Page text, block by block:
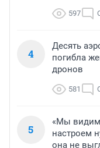
597
4
Десять
погибла
дронов
581
5
«Мы видим
настроем
она не